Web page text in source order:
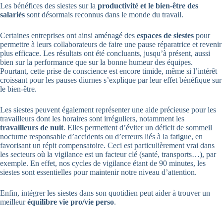
Les bénéfices des siestes sur la productivité et le bien-être des
salariés sont désormais reconnus dans le monde du travail.
Certaines entreprises ont ainsi aménagé des espaces de siestes pour
permettre à leurs collaborateurs de faire une pause réparatrice et revenir
plus efficace. Les résultats ont été concluants, jusqu’à présent, aussi
bien sur la performance que sur la bonne humeur des équipes.
Pourtant, cette prise de conscience est encore timide, même si l’intérêt
croissant pour les pauses diurnes s’explique par leur effet bénéfique sur
le bien-être.
Les siestes peuvent également représenter une aide précieuse pour les
travailleurs dont les horaires sont irréguliers, notamment les
travailleurs de nuit. Elles permettent d’éviter un déficit de sommeil
nocturne responsable d’accidents ou d’erreurs liés à la fatigue, en
favorisant un répit compensatoire. Ceci est particulièrement vrai dans
les secteurs où la vigilance est un facteur clé (santé, transports…), par
exemple. En effet, nos cycles de vigilance étant de 90 minutes, les
siestes sont essentielles pour maintenir notre niveau d’attention.
Enfin, intégrer les siestes dans son quotidien peut aider à trouver un
meilleuréquilibre vie pro/vie perso.